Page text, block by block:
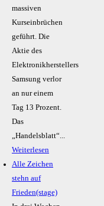
massiven
Kurseinbrüchen
geführt. Die
Aktie des
Elektronikherstellers
Samsung verlor
an nur einem
Tag 13 Prozent.
Das
„Handelsblatt“...
Weiterlesen
Alle Zeichen
stehn auf
Frieden(stage)